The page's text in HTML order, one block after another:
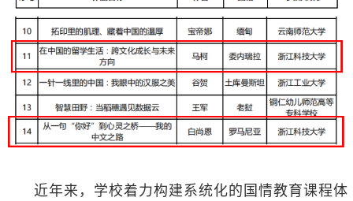
近年来，学校着力构建系统化的国情教育课程体